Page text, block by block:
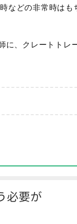
などの非常時はも
に、クレートトレ